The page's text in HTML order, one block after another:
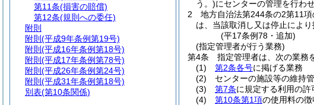
う。)にセンターの管理を行わ
2
地方自治法第244条の2第11
は、当該取消し又は停止によ
(平17条例78・追加)
(指定管理者が行う業務)
第4条
指定管理者は、次の業務
(1)
第2条各号に掲げる業務
(2)
センターの施設等の維持
(3)
第7条に規定する利用の許
(4)
第10条第1項の使用料の
第11条(損害の賠償)
第12条(規則への委任)
附則
附則 (平成9年条例第19号)
附則 (平成16年条例第18号)
附則 (平成17年条例第78号)
附則 (平成26年条例第24号)
附則 (平成31年条例第18号)
別表(第10条関係)